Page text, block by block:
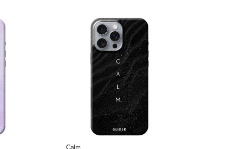
Calm